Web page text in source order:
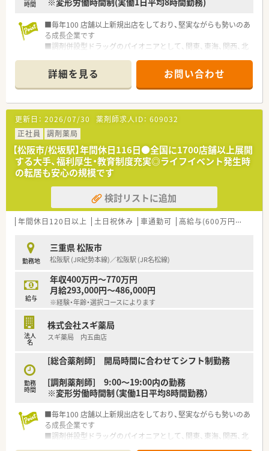
時間
■毎年100 店舗以上新規出店をしており、堅実ながらも勢いのあ
る成長企業です
■調剤併設型ドラッグのパイオニアとして、関東、東海、関西、北
■研修制度は様々なプランがあり、集合研修だけでなく任意で受
講可能な研修も幅広く用意されています
■店舗で活躍する従業員、社外で活躍する従業員、将来経営幹部
となる従業員など、薬剤師として様々な活躍ができるフィールド
を用意されています
■総合薬剤師・調剤薬剤師（土日休み・19時までの勤務）どちらか
の働き方を選択できます
■調剤併設型だけでなく「医療モール・クリニック併設店舗」「敷
地内薬局」「訪問調剤特化型店舗」など様々な店舗を運営してい
ます
■在宅医療にも積極的取り組んでおり「訪問調剤特化型店舗」を
50店舗以上、無菌調剤室は業界最多の51店舗設置しています
■「プラチナくるみん認定企業」「健康経営優良法人2023（大規模
法人部門）認定」等を取得し一人ひとりが働きやすい環境が整備
されています
があるのも特徴です
詳細を見る お問い合わせ
更新日： 2026/07/30 薬剤師求人ID： 609032
正社員
調剤薬局
【松阪市/松坂駅】年間休日116日●全国に1700店舗以上展開
する大手、福利厚生・教育制度充実◎ライフイベント発生時
の転居も安心の規模です
検討リストに追加
年間休日120日以上 土日祝休み 車通勤可 高給与(600万円以上)
勤務地
三重県 松阪市
松阪駅 (JR紀勢本線)／松阪駅 (JR名松線)
給与
年収400万円～770万円
月給293,000円～486,000円
※経験・年齢・選択コースによります
法人
名
株式会社スギ薬局
スギ薬局 内五曲店
勤務
時間
[総合薬剤師] 開局時間に合わせてシフト制勤務
[調剤薬剤師] 9:00～19:00内の勤務
※変形労働時間制（実働1日平均8時間勤務）
■毎年100 店舗以上新規出店をしており、堅実ながらも勢いのあ
る成長企業です
■調剤併設型ドラッグのパイオニアとして、関東、東海、関西、北